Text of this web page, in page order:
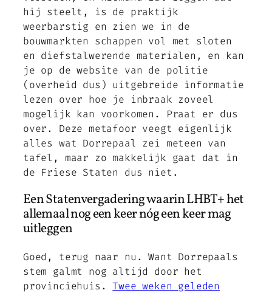
hij steelt, is de praktijk
weerbarstig en zien we in de
bouwmarkten schappen vol met sloten
en diefstalwerende materialen, en kan
je op de website van de politie
(overheid dus) uitgebreide informatie
lezen over hoe je inbraak zoveel
mogelijk kan voorkomen. Praat er dus
over. Deze metafoor veegt eigenlijk
alles wat Dorrepaal zei meteen van
tafel, maar zo makkelijk gaat dat in
de Friese Staten dus niet.
Een Statenvergadering waarin LHBT+ het
allemaal nog een keer nóg een keer mag
uitleggen
Goed, terug naar nu. Want Dorrepaals
stem galmt nog altijd door het
provinciehuis.Twee weken geleden